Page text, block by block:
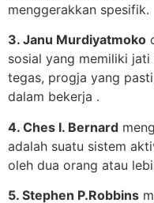
menggerakkan spesifik.
3. Janu Murdiyatmoko
sosial yang memiliki
tegas, progja yang
dalam bekerja .
4. Ches I. Bernard
adalah suatu sistem
oleh dua orang atau
5. Stephen P.Robbins